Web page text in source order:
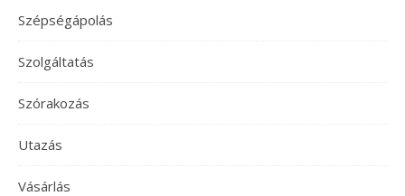
Szépségápolás
Szolgáltatás
Szórakozás
Utazás
Vásárlás